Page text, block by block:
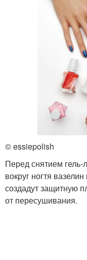
© essiepolish
Перед снятием гель-
вокруг ногтя
создадут защитную
от пересушивания.